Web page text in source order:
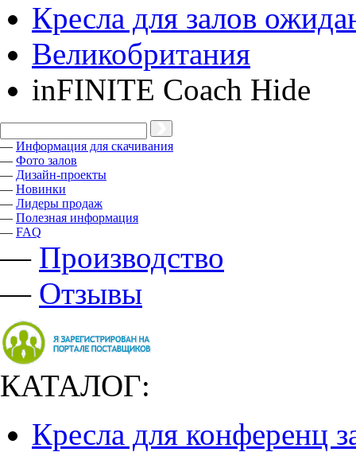
Кресла для залов
Великобритания
inFINITE Coach Hide
— Информация для скачивания
— Фото залов
— Дизайн-проекты
— Новинки
— Лидеры продаж
— Полезная информация
— FAQ
— Производство
— Отзывы
КАТАЛОГ:
Кресла для конференц